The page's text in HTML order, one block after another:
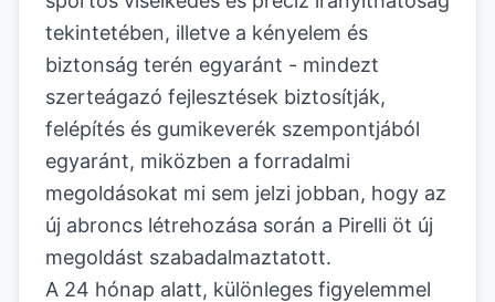
tekintetében, illetve a kényelem és
biztonság terén egyaránt - mindezt
szerteágazó fejlesztések biztosítják,
felépítés és gumikeverék szempontjából
egyaránt, miközben a forradalmi
megoldásokat mi sem jelzi jobban, hogy az
új abroncs létrehozása során a Pirelli öt új
megoldást szabadalmaztatott.
A 24 hónap alatt, különleges figyelemmel